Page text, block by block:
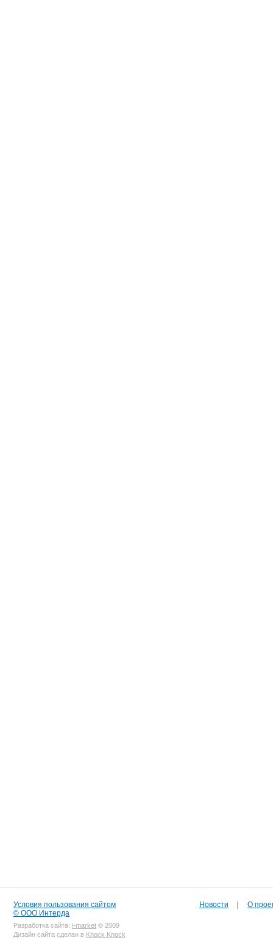
Условия пользования сайтом
© ООО Интерда
Разработка сайта: i-market © 2009
Дизайн сайта сделан в Knock Knock
Новости О